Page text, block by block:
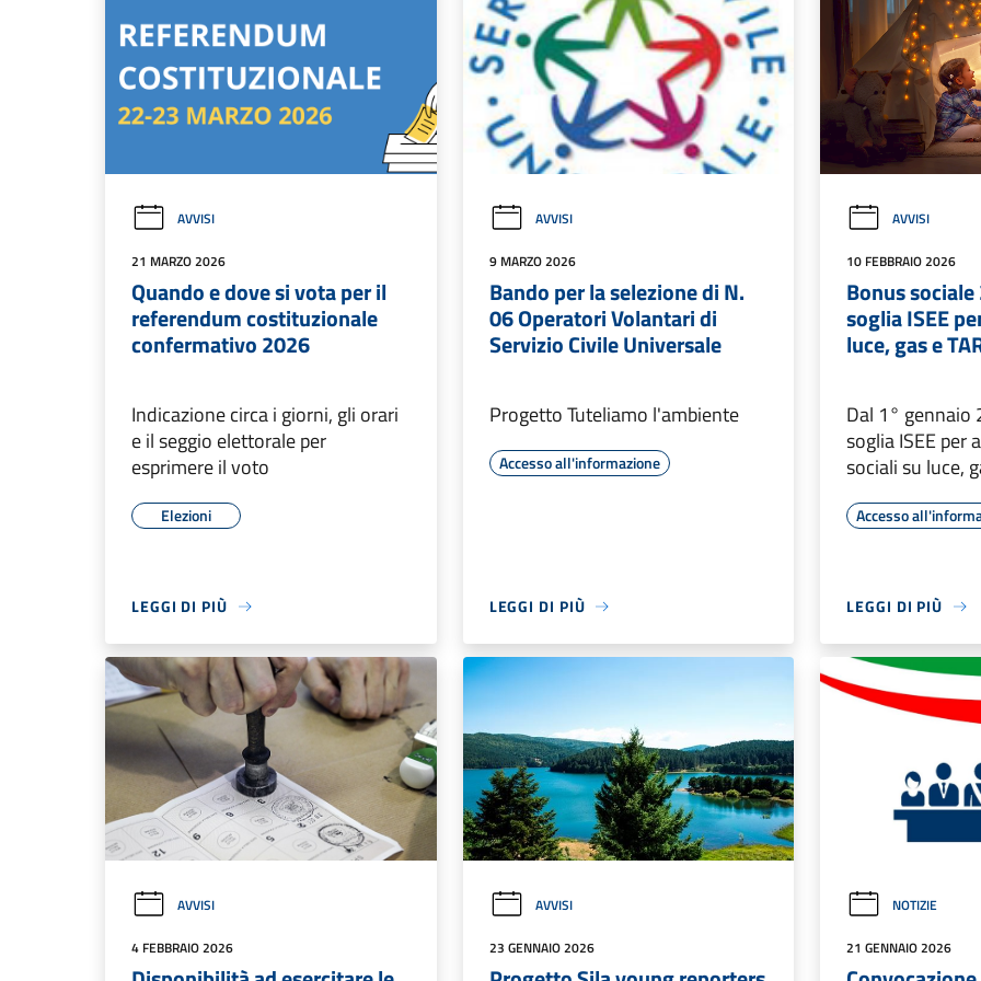
AVVISI
21 MARZO 2026
Quando e dove si vota per il
referendum costituzionale
confermativo 2026
Indicazione circa i giorni, gli orari
e il seggio elettorale per
esprimere il voto
Elezioni
LEGGI DI PIÙ
AVVISI
9 MARZO 2026
Bando per la selezione di N.
06 Operatori Volantari di
Servizio Civile Universale
Progetto Tuteliamo l'ambiente
Accesso all'informazione
LEGGI DI PIÙ
AVVISI
10 FEBBRAIO 2026
Bonus
soglia ISEE
luce, gas e
Dal 1° gennaio
soglia ISEE per
sociali su luce,
Accesso
LEGGI DI PIÙ
AVVISI
4 FEBBRAIO 2026
AVVISI
23 GENNAIO 2026
NOTIZIE
21 GENNAIO 2026